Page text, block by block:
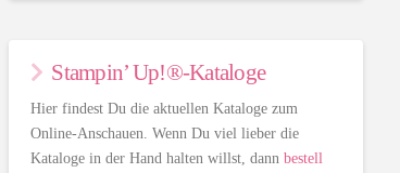
Stampin’ Up!®-Kataloge
Hier findest Du die aktuellen Kataloge zum
Online-Anschauen. Wenn Du viel lieber die
Kataloge in der Hand halten willst, dannbestell